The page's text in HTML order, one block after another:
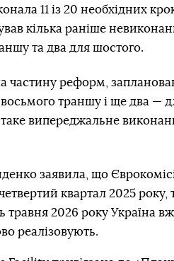
11 із 20 необхідних
кілька раніше
та два для шостого.
частину реформ,
траншу і ще два —
випереджальне
заявила, що
квартал 2025 року,
2026 року Україна
реалізовують.